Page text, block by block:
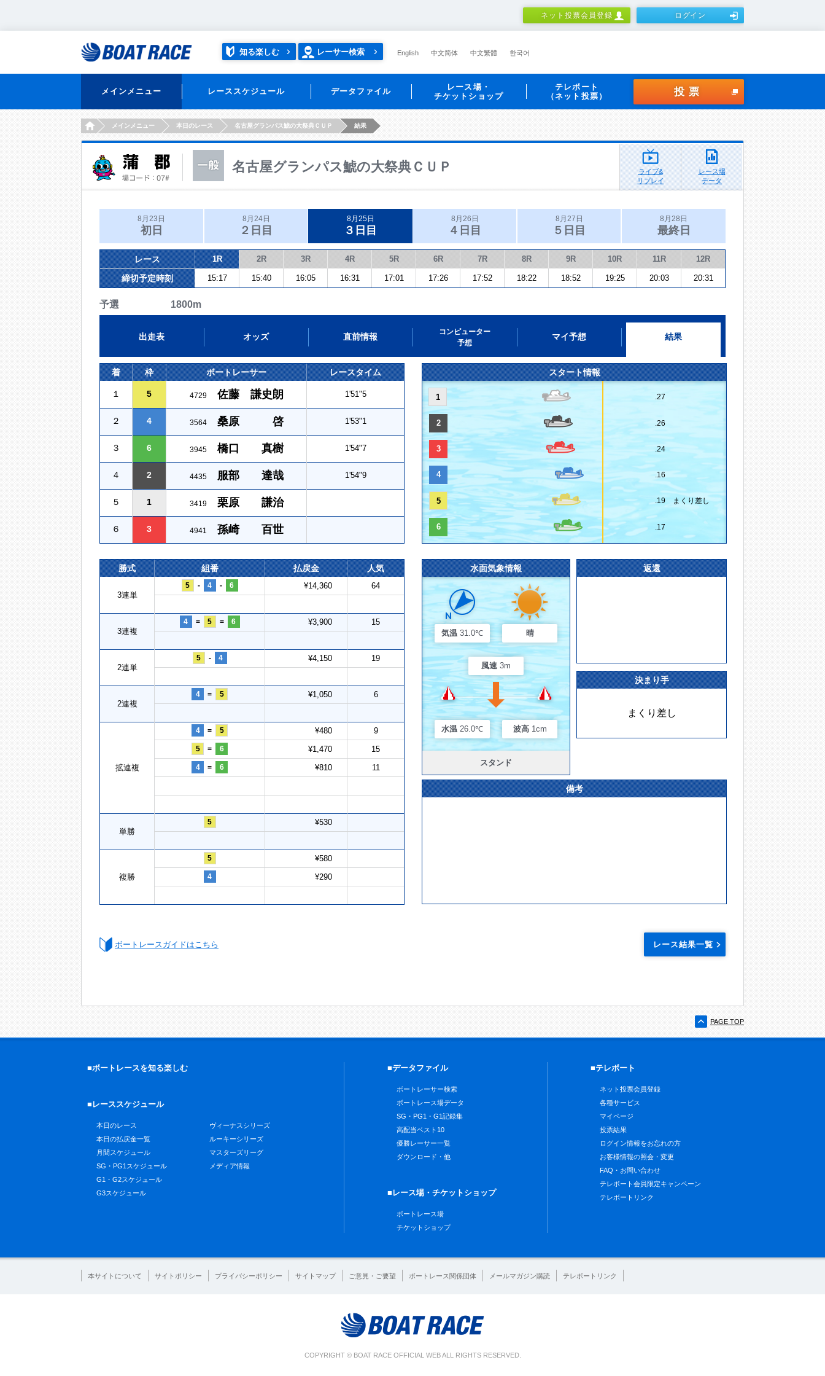
ネット投票会員登録 ログイン
知る楽しむ レーサー検索 English 中文简体 中文繁體 한국어
メインメニュー レーススケジュール データファイル
レース場・
チケットショップ
テレボート
（ネット投票）
投票
HOMEメインメニュー 本日のレース 名古屋グランパス鯱の大祭典ＣＵＰ 結果
名古屋グランパス鯱の大祭典ＣＵＰ
ライブ&
リプレイ
レース場
データ
8月23日
初日
8月24日
２日目
8月25日
３日目
8月26日
４日目
8月27日
５日目
8月28日
最終日
レース 1R 2R 3R 4R 5R 6R 7R 8R 9R 10R 11R 12R
締切予定時刻 15:17 15:40 16:05 16:31 17:01 17:26 17:52 18:22 18:52 19:25 20:03 20:31
予選 1800m
出走表 オッズ 直前情報
コンピューター
予想
マイ予想 結果
着 枠 ボートレーサー レースタイム
１ 5 4729 佐藤 謙史朗 1'51"5
２ 4 3564 桑原 啓 1'53"1
３ 6 3945 橋口 真樹 1'54"7
４ 2 4435 服部 達哉 1'54"9
５ 1 3419 栗原 謙治
６ 3 4941 孫崎 百世
スタート情報
1 .27
2 .26
3 .24
4 .16
5 .19 まくり差し
6 .17
勝式 組番 払戻金 人気
3連単
5 - 4 - 6 ¥14,360 64
3連複
4 = 5 = 6 ¥3,900 15
2連単
5 - 4 ¥4,150 19
2連複
4 = 5 ¥1,050 6
拡連複
4 = 5 ¥480 9
5 = 6 ¥1,470 15
4 = 6 ¥810 11
単勝
5 ¥530
複勝
5 ¥580
4 ¥290
水面気象情報
気温 31.0℃ 晴
風速 3m
水温 26.0℃ 波高 1cm
スタンド
返還
決まり手
まくり差し
備考
ボートレースガイドはこちら レース結果一覧
PAGE TOP
■ボートレースを知る楽しむ
■レーススケジュール
本日のレース
本日の払戻金一覧
月間スケジュール
SG・PG1スケジュール
G1・G2スケジュール
G3スケジュール
ヴィーナスシリーズ
ルーキーシリーズ
マスターズリーグ
メディア情報
■データファイル
ボートレーサー検索
ボートレース場データ
SG・PG1・G1記録集
高配当ベスト10
優勝レーサー一覧
ダウンロード・他
■レース場・チケットショップ
ボートレース場
チケットショップ
■テレボート
ネット投票会員登録
各種サービス
マイページ
投票結果
ログイン情報をお忘れの方
お客様情報の照会・変更
FAQ・お問い合わせ
テレボート会員限定キャンペーン
テレボートリンク
本サイトについて サイトポリシー プライバシーポリシー サイトマップ ご意見・ご要望 ボートレース関係団体 メールマガジン購読 テレボートリンク
COPYRIGHT © BOAT RACE OFFICIAL WEB ALL RIGHTS RESERVED.